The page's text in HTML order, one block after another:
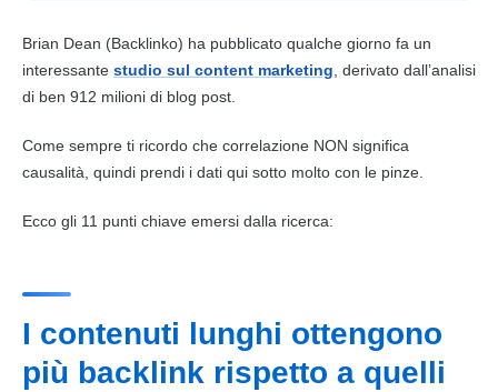
Brian Dean (Backlinko) ha pubblicato qualche giorno fa un
interessante studio sul content marketing , derivato dall’analisi
di ben 912 milioni di blog post.
Come sempre ti ricordo che correlazione NON significa
causalità, quindi prendi i dati qui sotto molto con le pinze.
Ecco gli 11 punti chiave emersi dalla ricerca:
I contenuti lunghi ottengono
più backlink rispetto a quelli